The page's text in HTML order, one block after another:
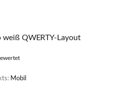
weiß QWERTY-Layout
Mobil